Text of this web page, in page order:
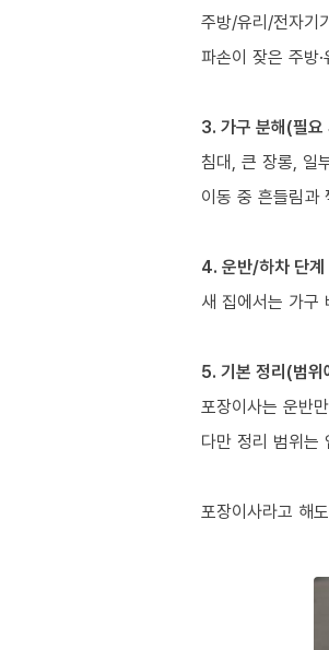
주방/유리/전자기
파손이 잦은 주방
3. 가구 분해(필
침대, 큰 장롱, 일
이동 중 흔들림과
4. 운반/하차 단계
새 집에서는 가구
5. 기본 정리(범위
포장이사는 운반
다만 정리 범위는
포장이사라고 해